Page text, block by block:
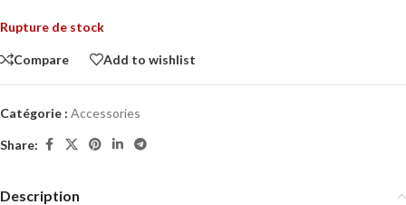
Rupture de stock
Compare Add to wishlist
Catégorie : Accessories
Share:
Description